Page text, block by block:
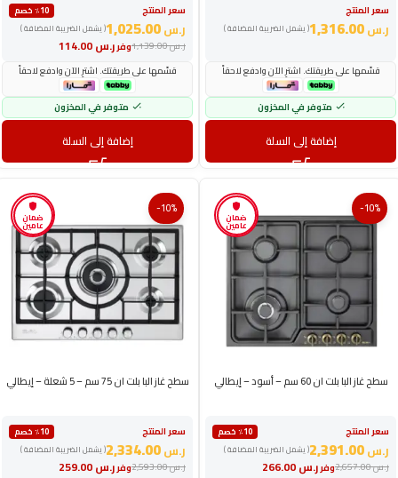
سعر المنتج
( يشمل الضريبة المضافة ) ر.س
قسّمها على طريقتك. اشترِ الآن وادفع لاحقاً
متوفر في المخزون
إضافة إلى السلة
سعر المنتج
٪10 خصم
( يشمل الضريبة المضافة )
ر.س
وفرر.س ر.س1,139.00
قسّمها على طريقتك. اشترِ الآن وادفع لاحقاً
متوفر في المخزون
إضافة إلى السلة
ضمان
عامين
-10%
سطح غاز البا بلت ان 60 سم – أسود – إيطالي
سعر المنتج
٪10 خصم
( يشمل الضريبة المضافة )
ر.س
وفرر.س ر.س2,657.00
ضمان
عامين
-10%
سطح غاز البا بلت ان 75 سم – 5 شعلة – إيطالي
سعر المنتج
٪10 خصم
( يشمل الضريبة المضافة )
ر.س
وفرر.س ر.س2,593.00